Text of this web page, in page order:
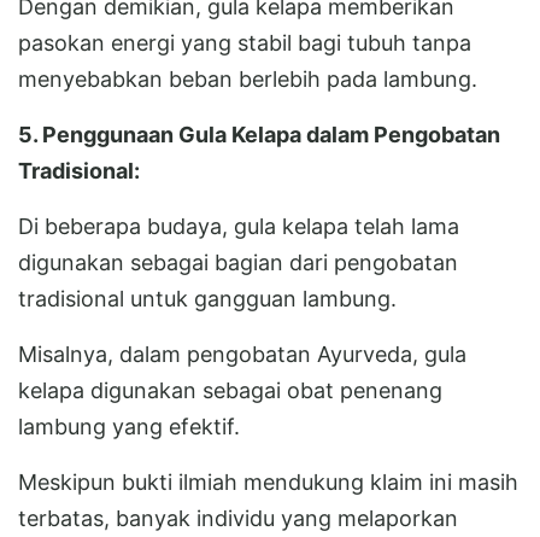
Dengan demikian, gula kelapa memberikan
pasokan energi yang stabil bagi tubuh tanpa
menyebabkan beban berlebih pada lambung.
5. Penggunaan Gula Kelapa dalam Pengobatan
Tradisional:
Di beberapa budaya, gula kelapa telah lama
digunakan sebagai bagian dari pengobatan
tradisional untuk gangguan lambung.
Misalnya, dalam pengobatan Ayurveda, gula
kelapa digunakan sebagai obat penenang
lambung yang efektif.
Meskipun bukti ilmiah mendukung klaim ini masih
terbatas, banyak individu yang melaporkan